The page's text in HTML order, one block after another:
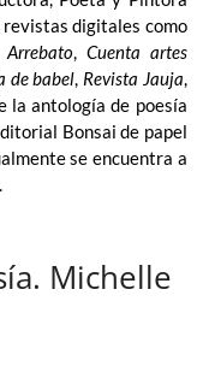
digitales como
Arrebato,Cuenta artes
de babel, Revista Jauja,
la antología de poesía
Bonsai de papel
se encuentra a
Michelle